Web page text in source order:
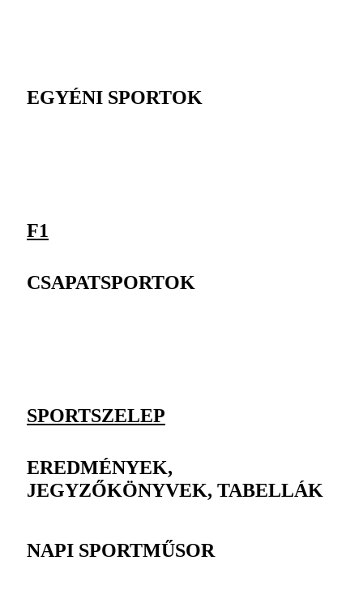
EGYÉNI SPORTOK
F1
CSAPATSPORTOK
SPORTSZELEP
EREDMÉNYEK,
JEGYZŐKÖNYVEK, TABELLÁK
NAPI SPORTMŰSOR